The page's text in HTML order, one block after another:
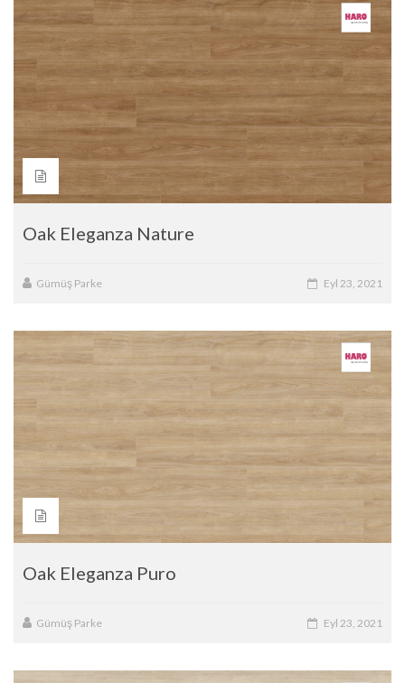
Oak Eleganza Nature
Gümüş Parke Eyl 23, 2021
Oak Eleganza Puro
Gümüş Parke Eyl 23, 2021